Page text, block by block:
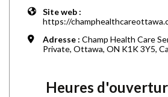
Site web :
https://
Adresse : Champ Health Care
Private, Ottawa, ON K1K 3Y5,
Heures